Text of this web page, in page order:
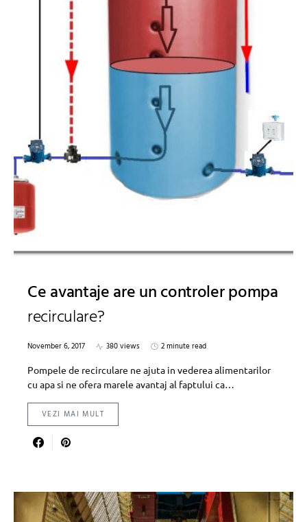
Ce avantaje are un controler pompa
recirculare?
November 6, 2017 380 views
2 minute read
Pompele de recirculare ne ajuta in vederea alimentarilor
cu apa si ne ofera marele avantaj al faptului ca…
VEZI MAI MULT